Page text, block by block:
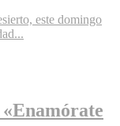
este domingo